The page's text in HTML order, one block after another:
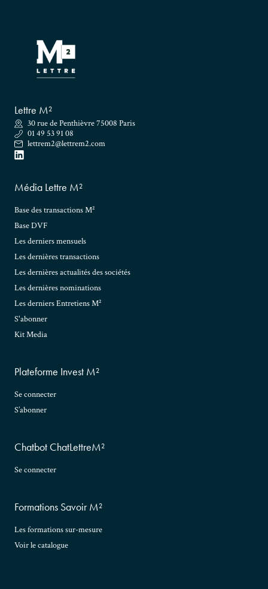
Lettre M²
30 rue de Penthièvre 75008 Paris
01 49 53 91 08
lettrem2@lettrem2.com
Média Lettre M²
Base des transactions M²
Base DVF
Les derniers mensuels
Les dernières transactions
Les dernières actualités des sociétés
Les dernières nominations
Les derniers Entretiens M²
S'abonner
Kit Media
Plateforme Invest M²
Se connecter
S’abonner
Chatbot ChatLettreM²
Se connecter
Formations Savoir M²
Les formations sur-mesure
Voir le catalogue